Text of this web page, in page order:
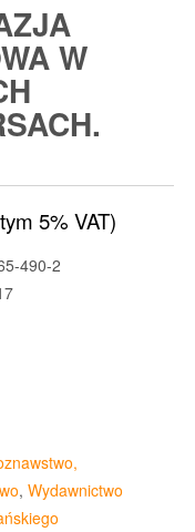
W
5% VAT)
490-2
, Wydawnictwo